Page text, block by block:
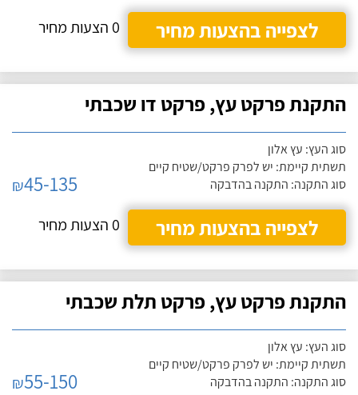
לצפייה בהצעות מחיר
0 הצעות מחיר
התקנת פרקט עץ, פרקט דו שכבתי
סוג העץ: עץ אלון
תשתית קיימת: יש לפרק פרקט/שטיח קיים
סוג התקנה: התקנה בהדבקה
₪45-135
לצפייה בהצעות מחיר
0 הצעות מחיר
התקנת פרקט עץ, פרקט תלת שכבתי
סוג העץ: עץ אלון
תשתית קיימת: יש לפרק פרקט/שטיח קיים
סוג התקנה: התקנה בהדבקה
₪55-150